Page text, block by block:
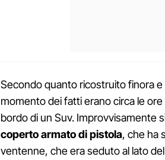
Secondo quanto ricostruito finora
momento dei fatti erano circa le
bordo di un Suv. Improvvisamente
coperto armato di pistola, che ha
ventenne, che era seduto al lato